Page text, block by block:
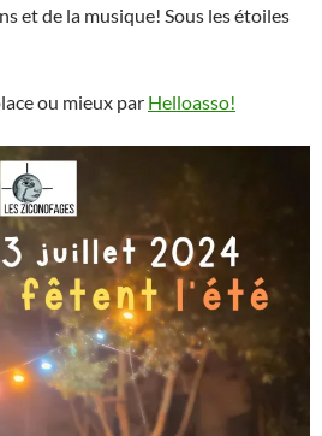
et de la musique! Sous les étoiles
ou mieux par Helloasso!